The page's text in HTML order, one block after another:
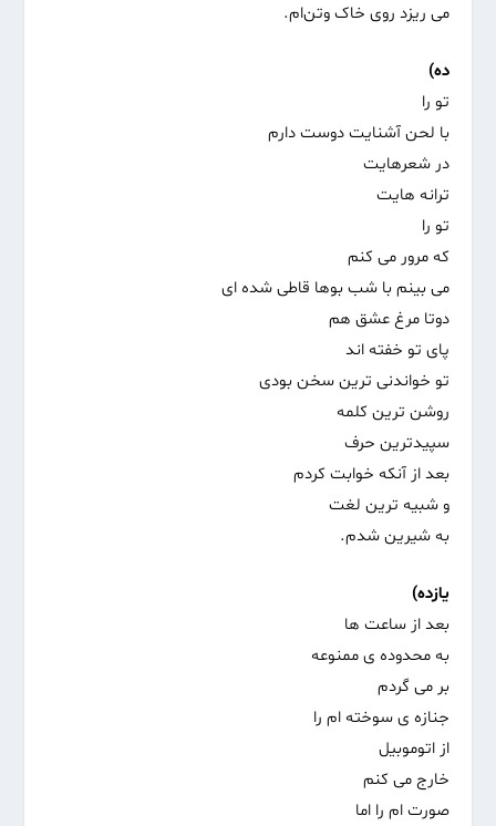
می ریزد روی خاک و‌تن‌ام.
ده)
تو را
با لحن آشنایت دوست دارم
در شعرهایت
ترانه هایت
تو را
که مرور می کنم
می بینم با شب بوها قاطی شده ای
دوتا مرغ عشق هم‌
پای تو خفته اند
تو خواندنی ترین سخن بودی
روشن ترین کلمه
سپیدترین حرف
بعد از آنکه خوابت کردم
و شبیه ترین لغت
به شیرین شدم.
یازده)
بعد از ساعت ها
به محدوده ی ممنوعه
بر می گردم
جنازه ی سوخته ام را
از اتوموبیل
خارج می کنم
صورت ام را اما